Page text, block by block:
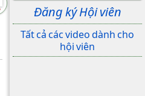
Đăng ký Hội viên
Tất cả các video dành cho
hội viên